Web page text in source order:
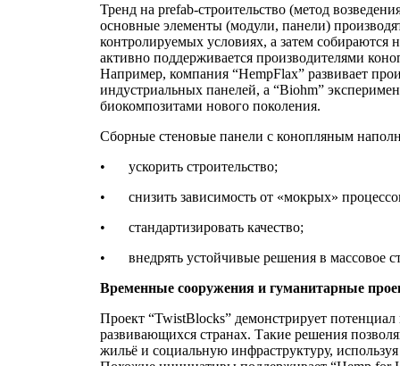
Тренд на prefab-строительство (метод
основные элементы (модули, панели)
контролируемых условиях, а затем собираются
активно поддерживается производителями
Например, компания “HempFlax” развивает
индустриальных панелей, а “Biohm”
биокомпозитами нового поколения.
Сборные стеновые панели с конопляным
•
ускорить строительство;
•
снизить зависимость от «мокрых»
•
стандартизировать качество;
•
внедрять устойчивые решения в массовое
Временные сооружения и гуманитарные
Проект “TwistBlocks” демонстрирует
развивающихся странах. Такие решения
жильё и социальную инфраструктуру,